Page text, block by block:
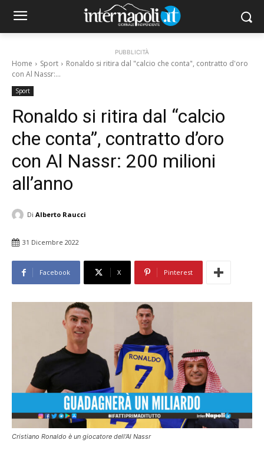
PUBBLICITÀ
Home Sport
Ronaldo si ritira dal "calcio che conta", contratto d'oro
con Al Nassr:...
Sport
Ronaldo si ritira dal “calcio
che conta”, contratto d’oro
con Al Nassr: 200 milioni
all’anno
Di Alberto Raucci
31 Dicembre 2022
Facebook X Pinterest
Cristiano Ronaldo è un giocatore dell'Al Nassr